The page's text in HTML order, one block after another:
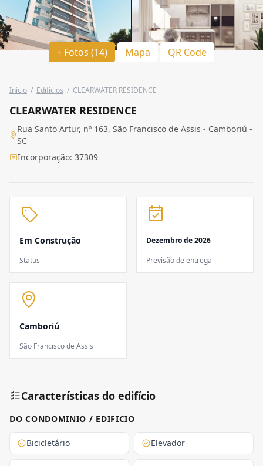
+ Fotos (14) Mapa QR Code
Início / Edifícios / CLEARWATER RESIDENCE
CLEARWATER RESIDENCE
Rua Santo Artur, nº 163, São Francisco de Assis - Camboriú -
SC
Incorporação: 37309
Em Construção
Status
Dezembro de 2026
Previsão de entrega
Camboriú
São Francisco de Assis
Características do edifício
DO CONDOMINIO / EDIFICIO
Bicicletário Elevador